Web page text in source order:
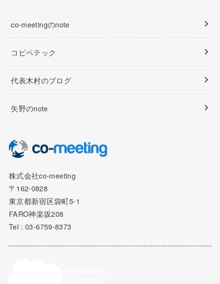
co-meetingのnote
コピペテック
代表木村のブログ
矢野のnote
株式会社co-meeting
〒162-0828
東京都新宿区袋町5-1
FARO神楽坂208
Tel : 03-6759-8373